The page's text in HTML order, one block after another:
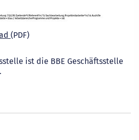
(PDF)
ist die BBE Geschäftsstelle